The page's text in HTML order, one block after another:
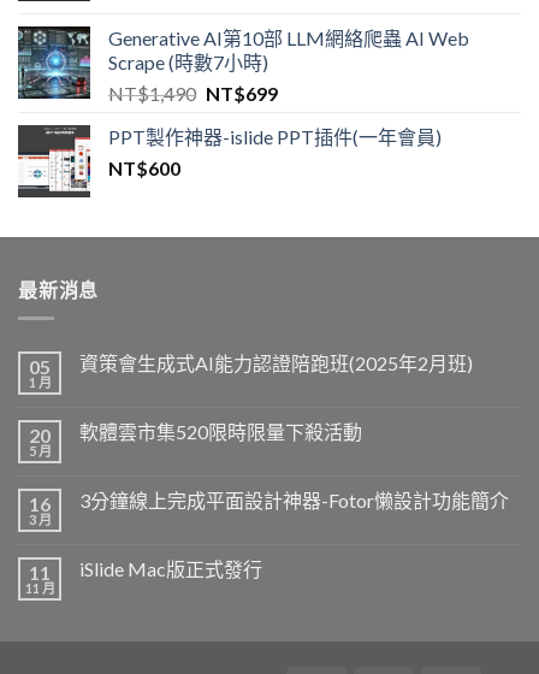
Generative AI第10部 LLM網絡爬蟲 AI Web
Scrape (時數7小時)
NT$1,490 NT$699
PPT製作神器-islide PPT插件(一年會員)
NT$600
最新消息
05
1 月
資策會生成式AI能力認證陪跑班(2025年2月班)
20
5 月
軟體雲市集520限時限量下殺活動
16
3 月
3分鐘線上完成平面設計神器-Fotor懒設計功能簡介
11
11 月
iSlide Mac版正式發行